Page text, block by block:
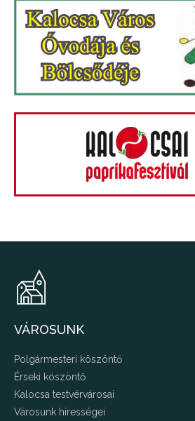
VÁROSUNK
Polgármesteri köszöntő
Érseki köszöntő
Kalocsa testvérvárosai
Városunk hírességei